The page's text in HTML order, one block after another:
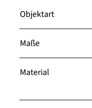
Objektart
Maße
Material